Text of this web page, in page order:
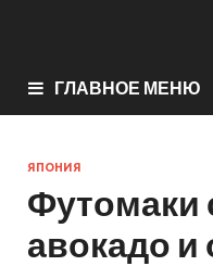
ГЛАВНОЕ МЕНЮ
ЯПОНИЯ
Футомаки
авокадо и